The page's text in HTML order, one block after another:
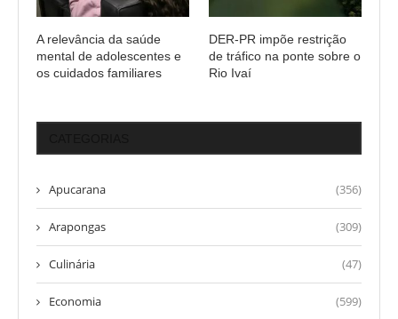
A relevância da saúde
mental de adolescentes e
os cuidados familiares
DER-PR impõe restrição
de tráfico na ponte sobre o
Rio Ivaí
Apucarana (356)
Arapongas (309)
Culinária (47)
Economia (599)